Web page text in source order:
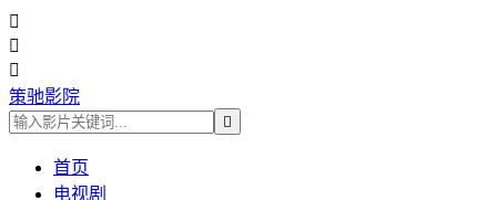



策驰影院

首页
电视剧